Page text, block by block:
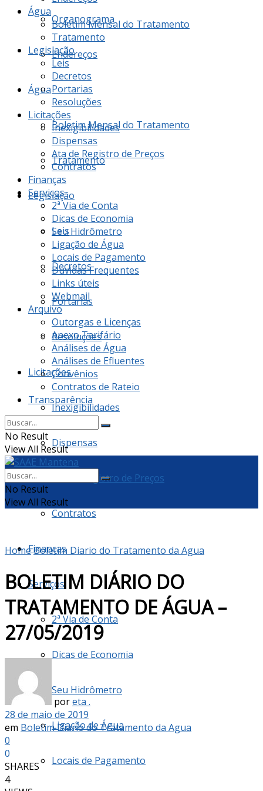
Organograma
Endereços
Água
Boletim Mensal do Tratamento
Tratamento
Legislação
Leis
Decretos
Portarias
Resoluções
Licitações
Inexigibilidades
Dispensas
Ata de Registro de Preços
Contratos
Finanças
Serviços
2ª Via de Conta
Dicas de Economia
Seu Hidrômetro
Ligação de Água
Locais de Pagamento
Água
Boletim Mensal do Tratamento
Tratamento
Legislação
Leis
Decretos
Portarias
Resoluções
Licitações
Inexigibilidades
Dispensas
Ata de Registro de Preços
Contratos
Finanças
Serviços
2ª Via de Conta
Dicas de Economia
Seu Hidrômetro
Ligação de Água
Locais de Pagamento
Dúvidas Frequentes
Links úteis
Webmail
Arquivo
Outorgas e Licenças
Anexo Tarifário
Análises de Água
Análises de Efluentes
Convênios
Contratos de Rateio
Transparência
No Result
View All Result
No Result
View All Result
HomeBoletim Diario do Tratamento da Agua
BOLETIM DIÁRIO DO
TRATAMENTO DE ÁGUA –
27/05/2019
poreta .
28 de maio de 2019
em Boletim Diario do Tratamento da Agua
0
0
SHARES
4